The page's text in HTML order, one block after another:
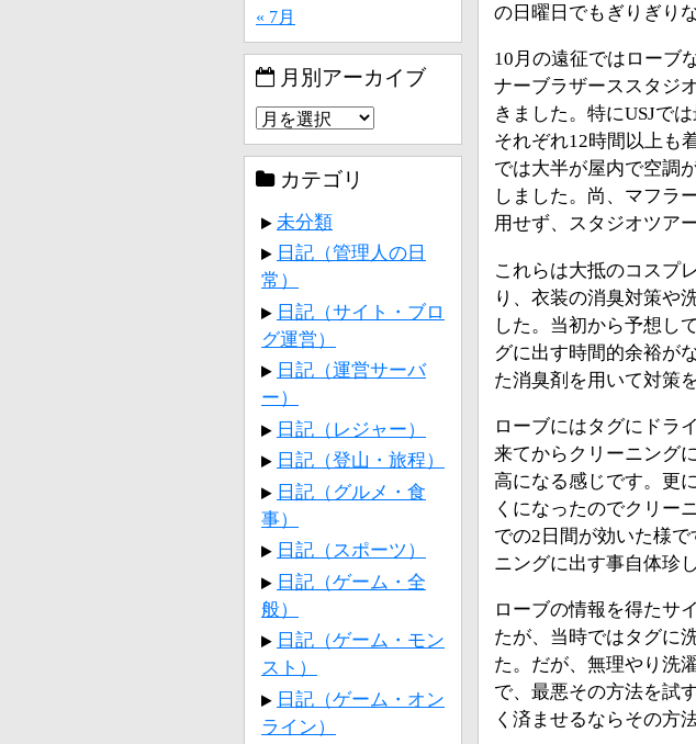
の日曜日でもぎりぎり
10月の遠征ではローブ
ナーブラザーススタジ
きました。特にUSJで
それぞれ12時間以上も
では大半が屋内で空調
しました。尚、マフラ
用せず、スタジオツア
これらは大抵のコスプ
り、衣装の消臭対策や
した。当初から予想し
グに出す時間的余裕が
た消臭剤を用いて対策
ローブにはタグにドラ
来てからクリーニング
高になる感じです。更
くになったのでクリー
での2日間が効いた様
ニングに出す事自体珍
ローブの情報を得たサ
たが、当時ではタグに
た。だが、無理やり洗
で、最悪その方法を試
く済ませるならその方
« 7月
月別アーカイブ
カテゴリ
未分類
日記（管理人の日
常）
日記（サイト・ブロ
グ運営）
日記（運営サーバ
ー）
日記（レジャー）
日記（登山・旅程）
日記（グルメ・食
事）
日記（スポーツ）
日記（ゲーム・全
般）
日記（ゲーム・モン
スト）
日記（ゲーム・オン
ライン）